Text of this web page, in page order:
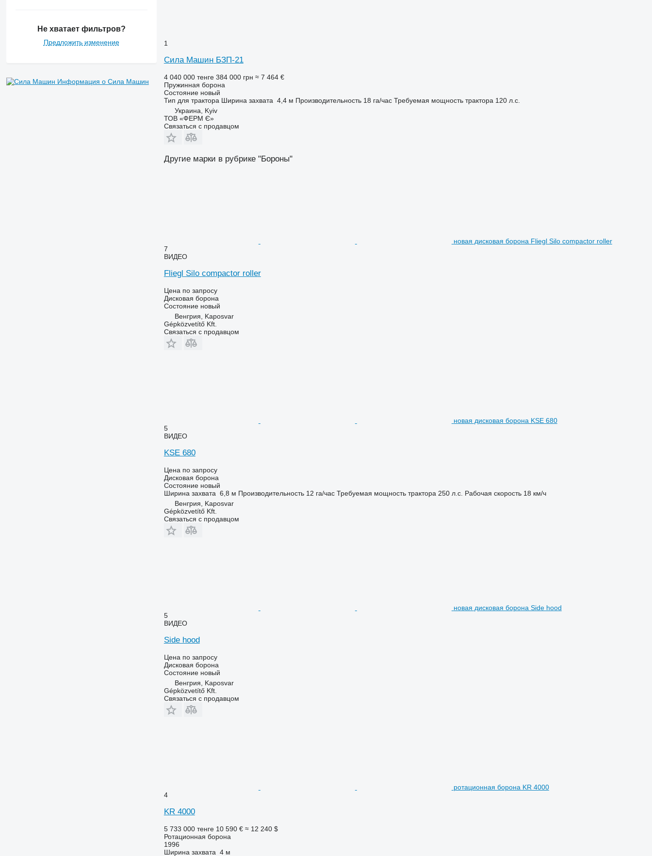
Не хватает фильтров?
Предложить изменение
Информация о Сила Машин
1
Сила Машин БЗП-21
4 040 000 тенге 384 000 грн ≈ 7 464 €
Пружинная борона
Состояниеновый
Тип для трактора Ширина захвата 4,4 м Производительность 18 га/час Требуемая мощность трактора 120 л.с.
Украина, Kyiv
ТОВ «ФЕРМ Є»
Связаться с продавцом
Другие марки в рубрике "Бороны"
новая дисковая борона Fliegl Silo compactor roller
7
ВИДЕО
Fliegl Silo compactor roller
Цена по запросу
Дисковая борона
Состояниеновый
Венгрия, Kaposvar
Gépközvetítő Kft.
Связаться с продавцом
новая дисковая борона KSE 680
5
ВИДЕО
KSE 680
Цена по запросу
Дисковая борона
Состояниеновый
Ширина захвата 6,8 м Производительность 12 га/час Требуемая мощность трактора 250 л.с. Рабочая скорость 18 км/ч
Венгрия, Kaposvar
Gépközvetítő Kft.
Связаться с продавцом
новая дисковая борона Side hood
5
ВИДЕО
Side hood
Цена по запросу
Дисковая борона
Состояниеновый
Венгрия, Kaposvar
Gépközvetítő Kft.
Связаться с продавцом
ротационная борона KR 4000
4
KR 4000
5 733 000 тенге 10 590 € ≈ 12 240 $
Ротационная борона
1996
Ширина захвата 4 м